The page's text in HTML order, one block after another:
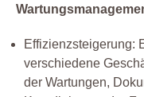
Effizienzsteigerung:
verschiedene
der Wartungen,